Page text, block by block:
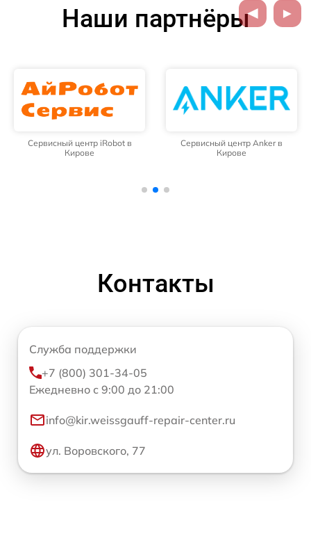
Наши партнёры
Сервисный центр iRobot в
Кирове
Сервисный центр Anker в
Кирове
Контакты
Служба поддержки
+7 (800) 301-34-05
Ежедневно с 9:00 до 21:00
info@kir.weissgauff-repair-center.ru
ул. Воровского, 77